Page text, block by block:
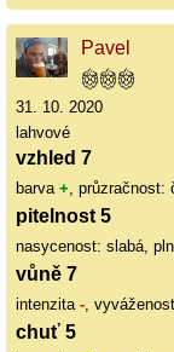
Pavel
31. 10. 2020
lahvové
vzhled 7
barva +, průzračnost:
pitelnost 5
nasycenost: slabá,
vůně 7
intenzita -, vyváženost
chuť 5